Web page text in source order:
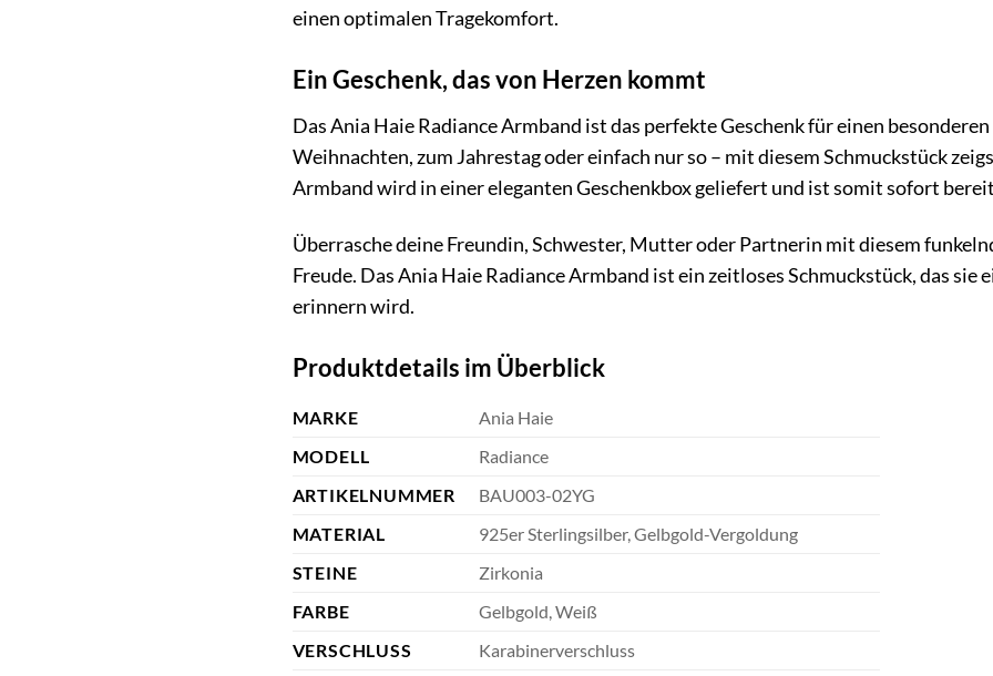
einen optimalen Tragekomfort.
Ein Geschenk, das von Herzen kommt
Das Ania Haie Radiance Armband ist das perfekte Geschenk für einen
Weihnachten, zum Jahrestag oder einfach nur so – mit diesem Schmuckstück
Armband wird in einer eleganten Geschenkbox geliefert und ist somit sofort
Überrasche deine Freundin, Schwester, Mutter oder Partnerin mit diesem
Freude. Das Ania Haie Radiance Armband ist ein zeitloses Schmuckstück, das
erinnern wird.
Produktdetails im Überblick
MARKE
Ania Haie
MODELL
Radiance
ARTIKELNUMMER
BAU003-02YG
MATERIAL
925er Sterlingsilber, Gelbgold-Vergoldung
STEINE
Zirkonia
FARBE
Gelbgold, Weiß
VERSCHLUSS
Karabinerverschluss